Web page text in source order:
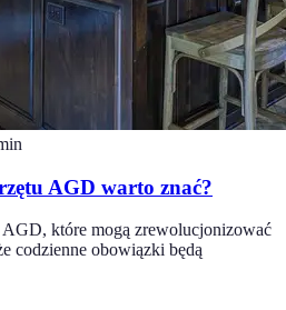
AGD warto znać?
które mogą zrewolucjonizować
codzienne obowiązki będą